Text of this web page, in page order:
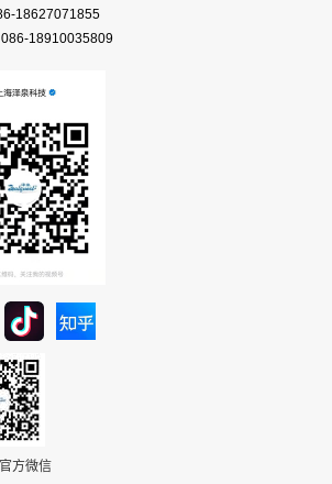
18627071855
18910035809
方微信